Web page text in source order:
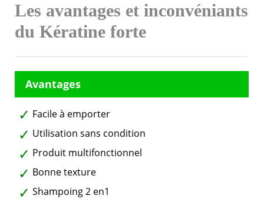
Les avantages et inconvéniants
du Kératine forte
Facile à emporter
Utilisation sans condition
Produit multifonctionnel
Bonne texture
Shampoing 2 en1